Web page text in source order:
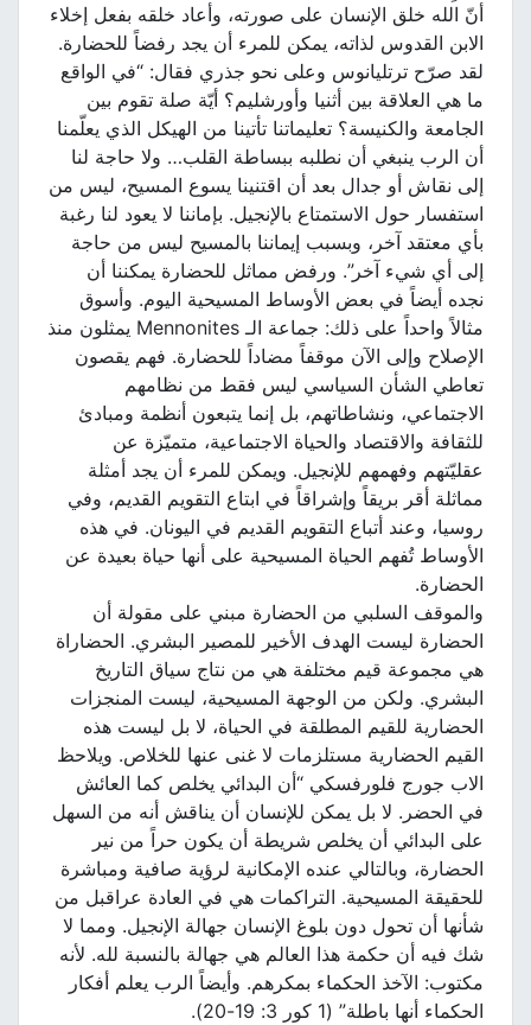
أنّ الله خلق الإنسان على صورته، وأعاد خلقه بفعل إخلاء
الابن القدوس لذاته، يمكن للمرء أن يجد رفضاً للحضارة.
لقد صرّح ترتليانوس وعلى نحو جذري فقال: “في الواقع
ما هي العلاقة بين أثنيا وأورشليم؟ أيّة صلة تقوم بين
الجامعة والكنيسة؟ تعليماتنا تأتينا من الهيكل الذي يعلّمنا
أن الرب ينبغي أن نطلبه ببساطة القلب… ولا حاجة لنا
إلى نقاش أو جدال بعد أن اقتنينا يسوع المسيح، ليس من
استفسار حول الاستمتاع بالإنجيل. بإماننا لا يعود لنا رغبة
بأي معتقد آخر، وبسبب إيماننا بالمسيح ليس من حاجة
إلى أي شيء آخر”. ورفض مماثل للحضارة يمكننا أن
نجده أيضاً في بعض الأوساط المسيحية اليوم. وأسوق
مثالاً واحداً على ذلك: جماعة الـ Mennonites يمثلون منذ
الإصلاح وإلى الآن موقفاً مضاداً للحضارة. فهم يقصون
تعاطي الشأن السياسي ليس فقط من نظامهم
الاجتماعي، ونشاطاتهم، بل إنما يتبعون أنظمة ومبادئ
للثقافة والاقتصاد والحياة الاجتماعية، متميّزة عن
عقليّتهم وفهمهم للإنجيل. ويمكن للمرء أن يجد أمثلة
مماثلة أقر بريقاً وإشراقاً في ابتاع التقويم القديم، وفي
روسيا، وعند أتباع التقويم القديم في اليونان. في هذه
الأوساط تُفهم الحياة المسيحية على أنها حياة بعيدة عن
الحضارة.
والموقف السلبي من الحضارة مبني على مقولة أن
الحضارة ليست الهدف الأخير للمصير البشري. الحضاراة
هي مجموعة قيم مختلفة هي من نتاج سياق التاريخ
البشري. ولكن من الوجهة المسيحية، ليست المنجزات
الحضارية للقيم المطلقة في الحياة، لا بل ليست هذه
القيم الحضارية مستلزمات لا غنى عنها للخلاص. ويلاحظ
الاب جورج فلورفسكي “أن البدائي يخلص كما العائش
في الحضر. لا بل يمكن للإنسان أن يناقش أنه من السهل
على البدائي أن يخلص شريطة أن يكون حراً من نير
الحضارة، وبالتالي عنده الإمكانية لرؤية صافية ومباشرة
للحقيقة المسيحية. التراكمات هي في العادة عراقبل من
شأنها أن تحول دون بلوغ الإنسان جهالة الإنجيل. ومما لا
شك فيه أن حكمة هذا العالم هي جهالة بالنسبة لله. لأنه
مكتوب: الآخذ الحكماء بمكرهم. وأيضاً الرب يعلم أفكار
الحكماء أنها باطلة” (1 كور 3: 19-20).